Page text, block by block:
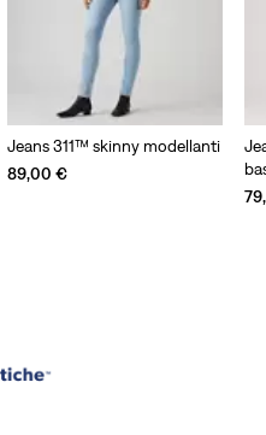
Jeans 311™ skinny modellanti
89,00 €